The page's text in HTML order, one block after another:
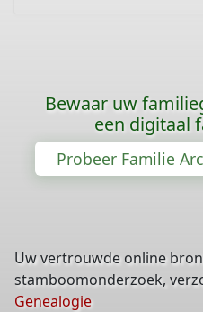
Bewaar uw
een digitaal
Probeer Familie
Uw vertrouwde online
stamboomonderzoek,
Genealogie